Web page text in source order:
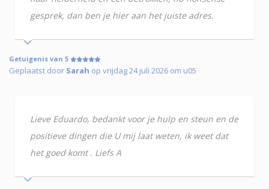
gesprek, dan ben je hier aan het juiste adres.
Getuigenis van 5
Geplaatst door Sarah op vrijdag 24 juli 2026 om u05
Lieve Eduardo, bedankt voor je hulp en steun en de
positieve dingen die U mij laat weten, ik weet dat
het goed komt . Liefs A